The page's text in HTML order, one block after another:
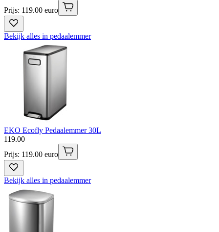
Prijs: 119.00 euro
Bekijk alles in pedaalemmer
EKO Ecofly Pedaalemmer 30L
119.00
Prijs: 119.00 euro
Bekijk alles in pedaalemmer